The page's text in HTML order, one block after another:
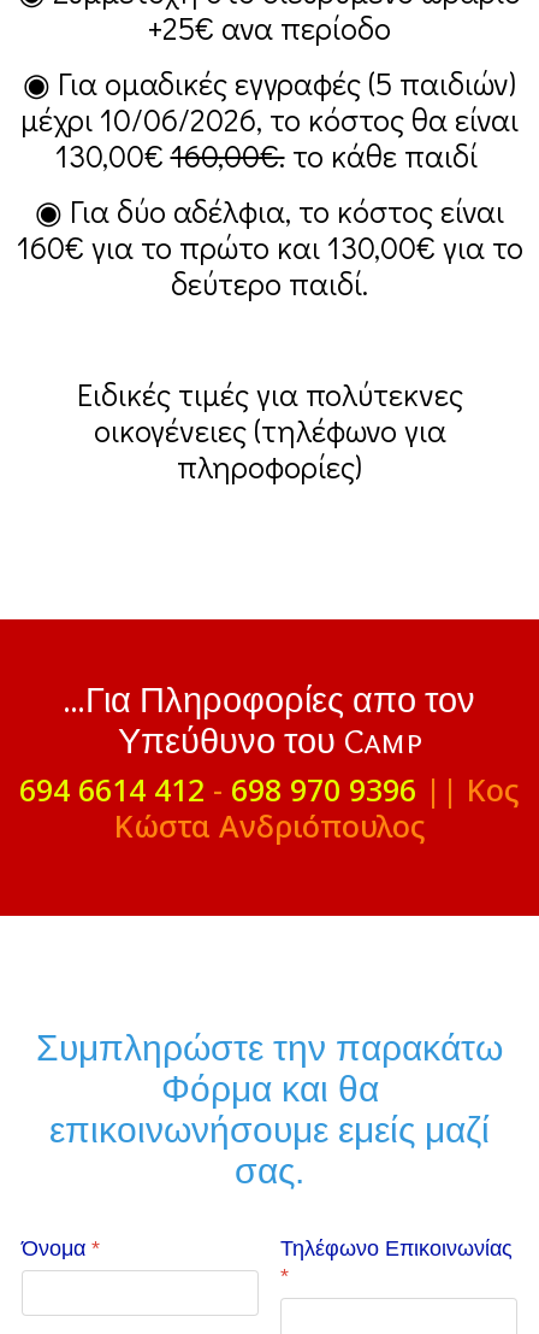
+25€ ανα περίοδο
◉ Για ομαδικές εγγραφές (5 παιδιών)
μέχρι 10/06/2026, το κόστος θα είναι
130,00€160,00€.το κάθε παιδί
◉ Για δύο αδέλφια, το κόστος είναι
160€ για το πρώτο και 130,00€ για το
δεύτερο παιδί.
Ειδικές τιμές για πολύτεκνες
οικογένειες (τηλέφωνο για
πληροφορίες)
...Για Πληροφορίες απο τον
Υπεύθυνο του Camp
694 6614 412 - 698 970 9396 || Κος
Κώστα Ανδριόπουλος
Συμπληρώστε την παρακάτω
Φόρμα και θα
επικοινωνήσουμε εμείς μαζί
σας.
Όνομα *
Τηλέφωνο Επικοινωνίας
*